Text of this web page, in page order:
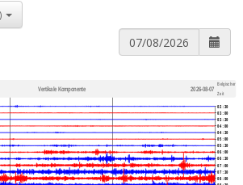
Vertikale Komponente 2026-08-07
Belgischer
Zeit
02:30
03:00
03:30
04:00
04:30
05:00
05:30
06:00
06:30
07:00
07:30
08:00